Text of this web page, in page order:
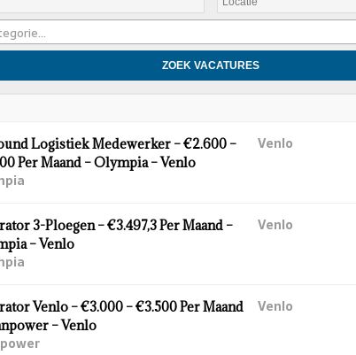
Logistiek Medewerker – €2.600 –
Per Maand – Olympia – Venlo
Venlo
3-Ploegen – €3.497,3 Per Maand –
– Venlo
Venlo
Venlo – €3.000 – €3.500 Per Maand
– Venlo
Venlo